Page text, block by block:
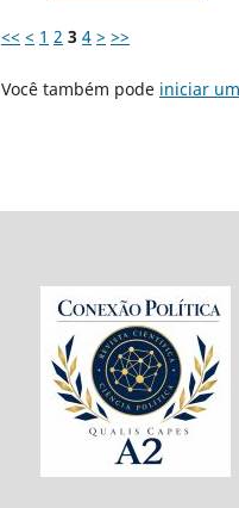
<< < 1 2 3 4 > >>
Você também pode iniciar